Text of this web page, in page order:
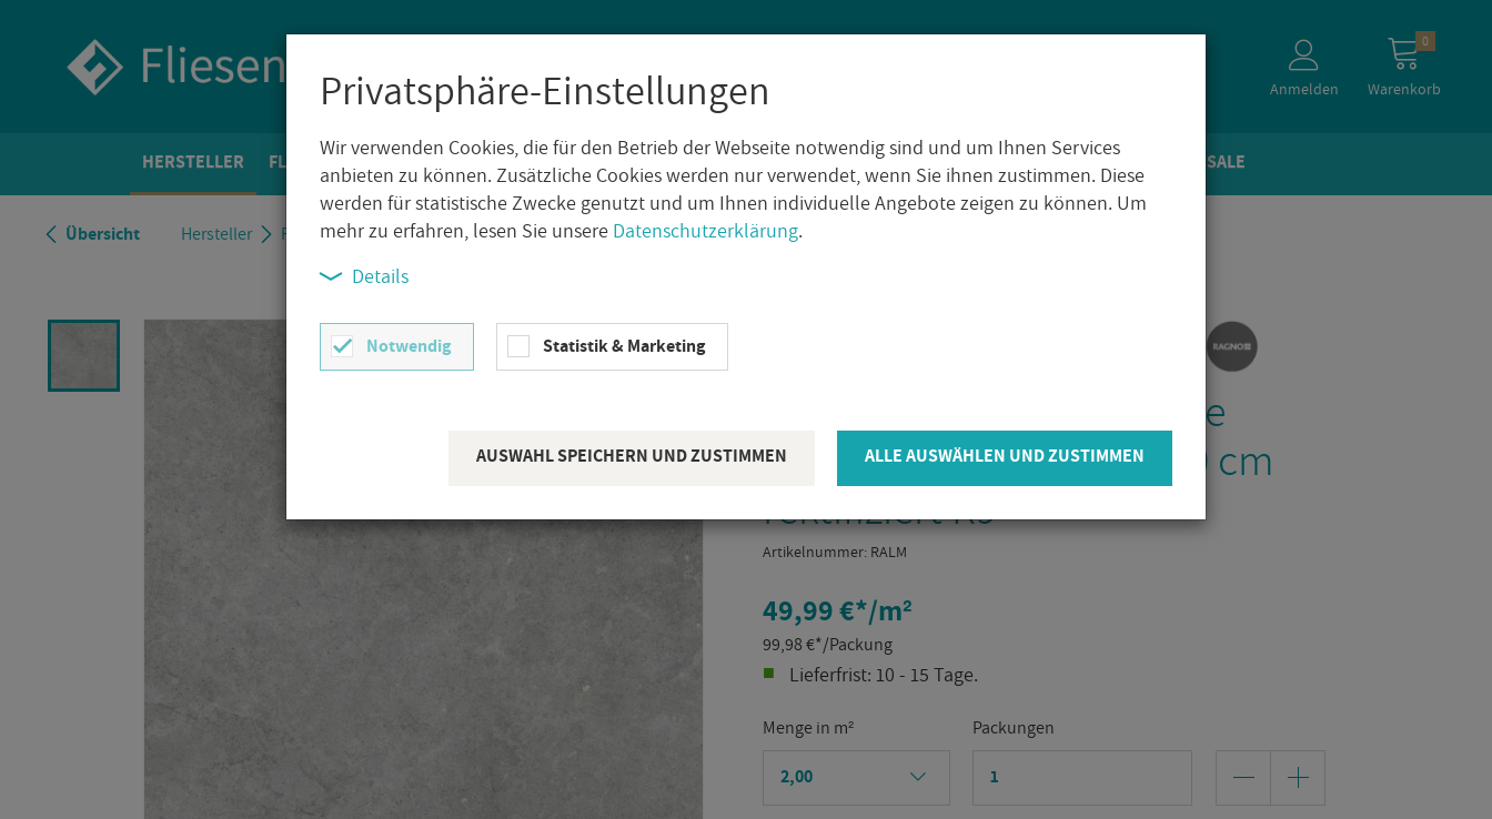
Privatsphäre-Einstellungen
Wir verwenden Cookies, die für den Betrieb der Webseite notwendig sind und um Ihnen Services
anbieten zu können. Zusätzliche Cookies werden nur verwendet, wenn Sie ihnen zustimmen. Diese
werden für statistische Zwecke genutzt und um Ihnen individuelle Angebote zeigen zu können. Um
mehr zu erfahren, lesen Sie unsere Datenschutzerklärung.
Details
Notwendig Statistik & Marketing
AUSWAHL SPEICHERN UND ZUSTIMMEN ALLE AUSWÄHLEN UND ZUSTIMMEN
Anmelden
0
Warenkorb
HER­STEL­LER FLIE­SEN­WELT BO­DEN­FLIE­SEN WAND­FLIE­SEN AUS­SEN­FLIE­SEN DE­KO­RE NA­TUR­STEIN­OP­TIK ZU­BE­HÖR SALE
Über­sicht Her­stel­ler Ragno Ragno Richmond Ragno Fein­stein­zeug­flie­se Richmond Sil­ver 100x100 cm rek­ti­fi­ziert R9
Ragno Fein­stein­zeug­flie­se
Richmond Sil­ver 100x100 cm
rek­ti­fi­ziert R9
Ar­ti­kel­num­mer: RALM
49,99 €*/m²
99,98 €*/Packung
Lie­fer­frist: 10 - 15 Tage.
Menge in m² Packungen